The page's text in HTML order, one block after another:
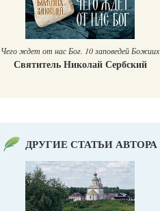
Чего ждет от нас Бог. 10 заповедей Божиих
Святитель Николай Сербский
ДРУГИЕ СТАТЬИ АВТОРА